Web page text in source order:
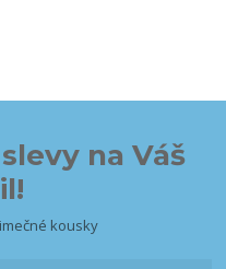
na Váš
kousky